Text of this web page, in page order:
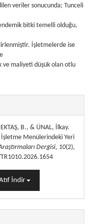
veriler sonucunda; Tunceli
bitki temelli olduğu,
İşletmelerde ise
ve maliyeti düşük olan otlu
B., & ÜNAL, İlkay.
İşletme Menülerindeki Yeri
Dergisi, 10(2),
İndir